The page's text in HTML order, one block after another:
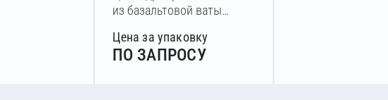
из базальтовой ваты
70х140-1200 мм
Цена за упаковку
ПО ЗАПРОСУ